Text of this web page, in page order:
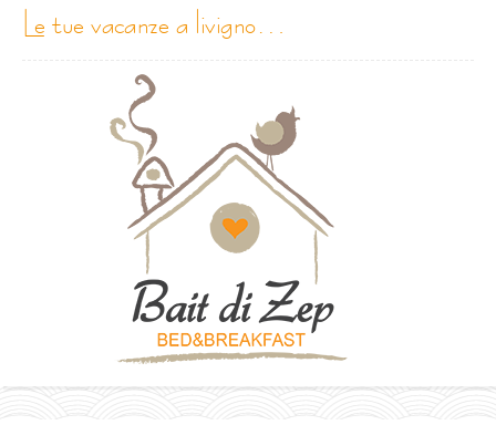
le tue vacanze a livigno…